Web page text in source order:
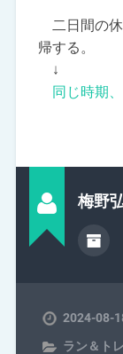
二日間の休
帰する。
↓
同じ時期
梅野
2024-08-
ラン＆ト